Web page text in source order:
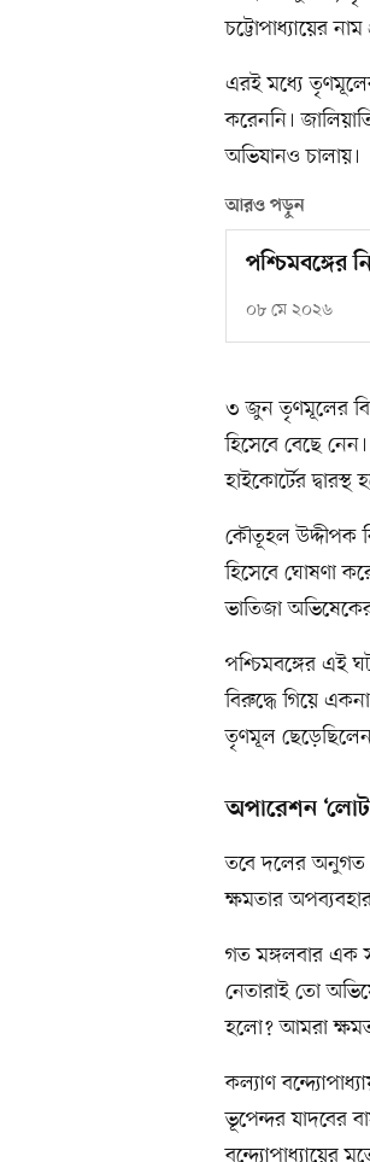
চট্টোপাধ্যায়ের
এরই মধ্যে
করেননি।
অভিযানও চালায়।
আরও পড়ুন
পশ্চিমবঙ্গের
০৮ মে ২০২৬
৩ জুন তৃণমূলের
হিসেবে বেছে
হাইকোর্টের
কৌতূহল উদ্দীপক
হিসেবে ঘোষণা
ভাতিজা
পশ্চিমবঙ্গের এই
বিরুদ্ধে গিয়ে
তৃণমূল
অপারেশন
তবে দলের অনুগত
ক্ষমতার
গত মঙ্গলবার এক
নেতারাই তো
হলো? আমরা
কল্যাণ
ভূপেন্দর যাদবের